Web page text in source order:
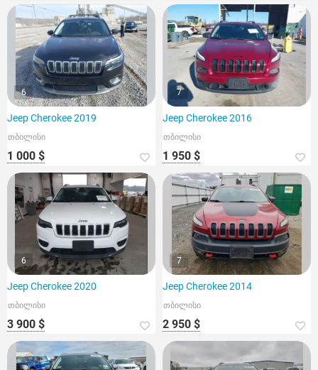
6
Jeep Cherokee 2019
თბილისი
1 000 $
7
Jeep Cherokee 2016
თბილისი
1 950 $
6
Jeep Cherokee 2020
თბილისი
3 900 $
7
Jeep Cherokee 2014
თბილისი
2 950 $